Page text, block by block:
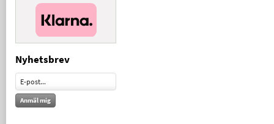
Nyhetsbrev
Anmäl mig